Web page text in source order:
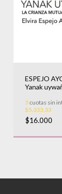
ESPEJO
Yanak
3 cuotas sin
$5.333,33
$16.000